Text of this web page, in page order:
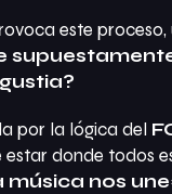
este
por la lógica del
donde todos
música nos